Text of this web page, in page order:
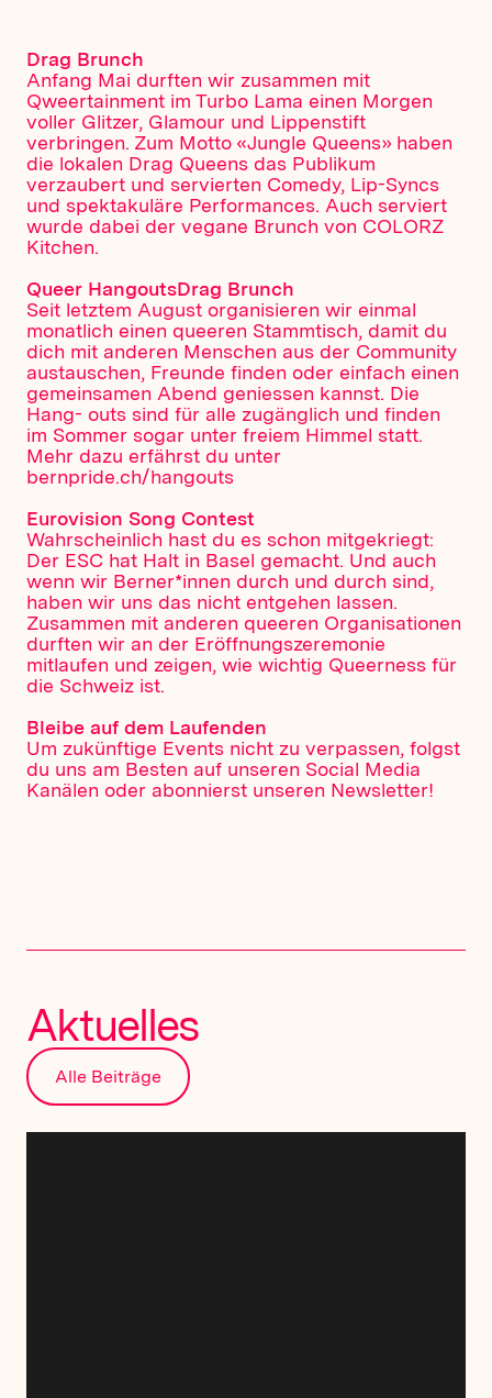
Drag Brunch
Anfang Mai durften wir zusammen mit
Qweertainment im Turbo Lama einen Morgen
voller Glitzer, Glamour und Lippenstift
verbringen. Zum Motto «Jungle Queens» haben
die lokalen Drag Queens das Publikum
verzaubert und servierten Comedy, Lip-Syncs
und spektakuläre Performances. Auch serviert
wurde dabei der vegane Brunch von COLORZ
Kitchen.
Queer HangoutsDrag Brunch
Seit letztem August organisieren wir einmal
monatlich einen queeren Stammtisch, damit du
dich mit anderen Menschen aus der Community
austauschen, Freunde finden oder einfach einen
gemeinsamen Abend geniessen kannst. Die
Hang- outs sind für alle zugänglich und finden
im Sommer sogar unter freiem Himmel statt.
Mehr dazu erfährst du unter
bernpride.ch/hangouts
Eurovision Song Contest
Wahrscheinlich hast du es schon mitgekriegt:
Der ESC hat Halt in Basel gemacht. Und auch
wenn wir Berner*innen durch und durch sind,
haben wir uns das nicht entgehen lassen.
Zusammen mit anderen queeren Organisationen
durften wir an der Eröffnungszeremonie
mitlaufen und zeigen, wie wichtig Queerness für
die Schweiz ist.
Bleibe auf dem Laufenden
Um zukünftige Events nicht zu verpassen, folgst
du uns am Besten auf unseren Social Media
Kanälen oder abonnierst unseren Newsletter!
Aktuelles
Alle Beiträge